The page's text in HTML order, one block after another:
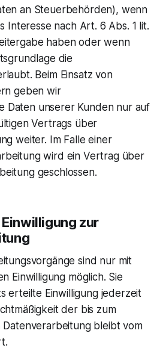
an Steuerbehörden), wenn
Interesse nach Art. 6 Abs. 1 lit.
haben oder wenn
die
Beim Einsatz von
geben wir
Daten unserer Kunden nur auf
Vertrags über
weiter. Im Falle einer
wird ein Vertrag über
geschlossen.
zur
sind nur mit
Einwilligung möglich. Sie
erteilte Einwilligung jederzeit
der bis zum
bleibt vom